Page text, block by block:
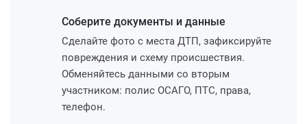
Соберите документы и данные
Сделайте фото с места ДТП, зафиксируйте
повреждения и схему происшествия.
Обменяйтесь данными со вторым
участником: полис ОСАГО, ПТС, права,
телефон.